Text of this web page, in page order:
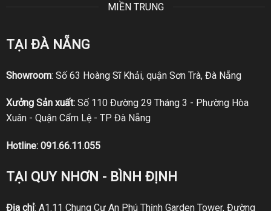
MIỀN TRUNG
TẠI ĐÀ NẴNG
Showroom: Số 63 Hoàng Sĩ Khải, quận Sơn Trà, Đà Nẵng
Xưởng Sản xuất:Số 110 Đường 29 Tháng 3 - Phường Hòa
Xuân - Quận Cẩm Lệ - TP Đà Nẵng
Hotline: 091.66.11.055
TẠI QUY NHƠN - BÌNH ĐỊNH
Địa chỉ: A1.11 Chung Cư An Phú Thịnh Garden Tower, Đường